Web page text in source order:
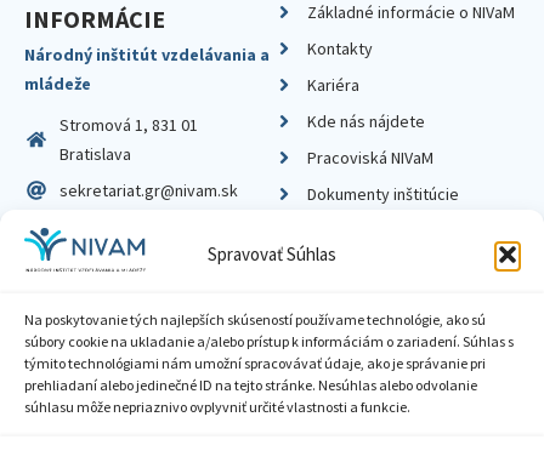
Spravovať Súhlas
Na poskytovanie tých najlepších skúseností používame technológie, ako sú
súbory cookie na ukladanie a/alebo prístup k informáciám o zariadení. Súhlas s
týmito technológiami nám umožní spracovávať údaje, ako je správanie pri
prehliadaní alebo jedinečné ID na tejto stránke. Nesúhlas alebo odvolanie
súhlasu môže nepriaznivo ovplyvniť určité vlastnosti a funkcie.
INFORMÁCIE
Národný inštitút vzdelávania a
mládeže
Stromová 1, 831 01
Bratislava
sekretariat.gr@nivam.sk
IČO: 00164348
DIČ: 2020798714
Základné informácie o NIVaM
Kontakty
Kariéra
Kde nás nájdete
Pracoviská NIVaM
Dokumenty inštitúcie
Zásady ochrany súkromia